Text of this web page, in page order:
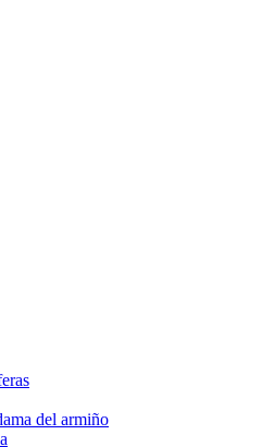
del armiño